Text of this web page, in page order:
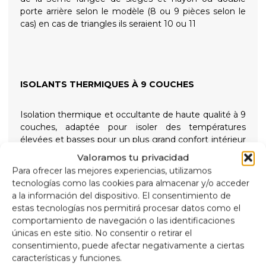
Valoramos tu privacidad
Para ofrecer las mejores experiencias, utilizamos
tecnologías como las cookies para almacenar y/o acceder
a la información del dispositivo. El consentimiento de
estas tecnologías nos permitirá procesar datos como el
comportamiento de navegación o las identificaciones
únicas en este sitio. No consentir o retirar el
consentimiento, puede afectar negativamente a ciertas
características y funciones.
porte arrière selon le modèle (8 ou 9 pièces selon le
cas) en cas de triangles ils seraient 10 ou 11
ISOLANTS THERMIQUES À 9 COUCHES
Isolation thermique et occultante de haute qualité à 9
couches, adaptée pour isoler des températures
élevées et basses pour un plus grand confort intérieur
et offrir une obscurité totale pour des nuits
reposantes, maintenue en place par des ventouses
vissées à haute aspiration faciles à retirer pour
simplifier l'installation.
Composition
Aluminium 90 microns, anti-ultraviolet et résistant
aux rayures.
Polyéthylène expansé de 2 mm.